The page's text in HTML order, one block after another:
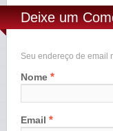
Deixe um
Seu endereço de email
Nome *
Email *